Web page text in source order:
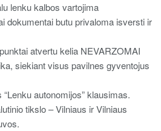
lenku kalbos vartojima
dokumentai butu privaloma isversti ir
atvertu kelia NEVARZOMAI
siekiant visus pavilnes gyventojus
autonomijos” klausimas.
tikslo – Vilniaus ir Vilniaus